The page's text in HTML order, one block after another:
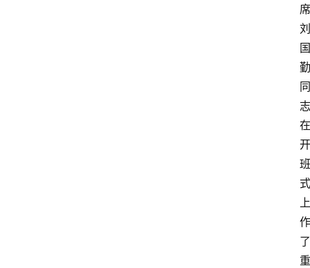
席
刘
国
勤
同
志
在
开
班
式
上
作
了
重